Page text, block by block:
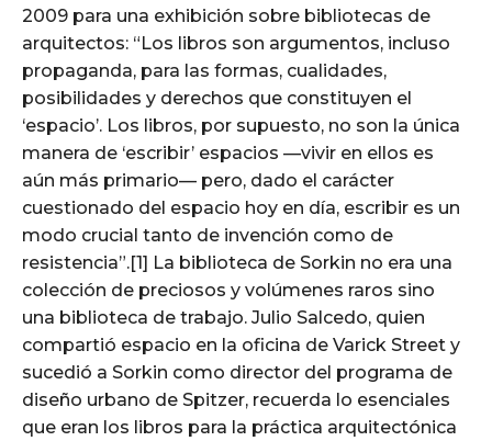
2009 para una exhibición sobre bibliotecas de
arquitectos: “Los libros son argumentos, incluso
propaganda, para las formas, cualidades,
posibilidades y derechos que constituyen el
‘espacio’. Los libros, por supuesto, no son la única
manera de ‘escribir’ espacios —vivir en ellos es
aún más primario— pero, dado el carácter
cuestionado del espacio hoy en día, escribir es un
modo crucial tanto de invención como de
resistencia”.[1] La biblioteca de Sorkin no era una
colección de preciosos y volúmenes raros sino
una biblioteca de trabajo. Julio Salcedo, quien
compartió espacio en la oficina de Varick Street y
sucedió a Sorkin como director del programa de
diseño urbano de Spitzer, recuerda lo esenciales
que eran los libros para la práctica arquitectónica